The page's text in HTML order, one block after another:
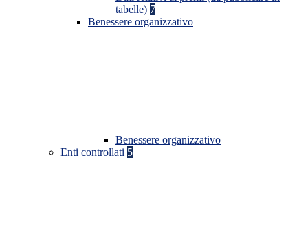
tabelle) 7
Benessere organizzativo
Benessere organizzativo
Enti controllati 5